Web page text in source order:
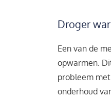
Droger
Een van de
opwarmen.
probleem
onderhoud